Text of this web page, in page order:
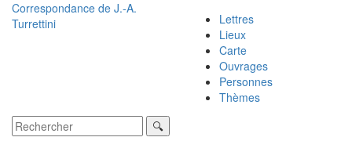
Correspondance de J.-A.
Turrettini
Lettres
Lieux
Carte
Ouvrages
Personnes
Thèmes